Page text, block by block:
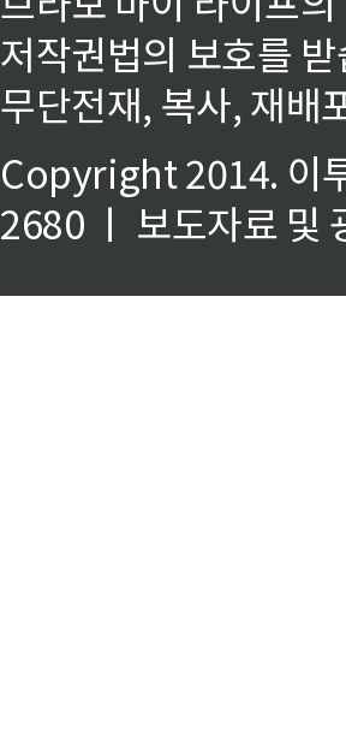
저작권법의 보호를
무단전재, 복사, 재배
Copyright 2014. 이
2680 ㅣ 보도자료